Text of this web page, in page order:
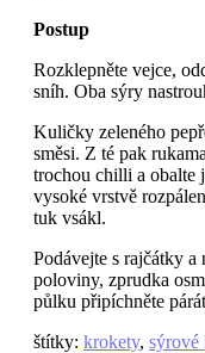
Postup
Rozklepněte vejce,
sníh. Oba sýry
Kuličky zeleného
směsi. Z té pak
trochou chilli a obalte
vysoké vrstvě
tuk vsákl.
Podávejte s rajčátky
poloviny, zprudka
půlku připíchněte
štítky: krokety, sýrové